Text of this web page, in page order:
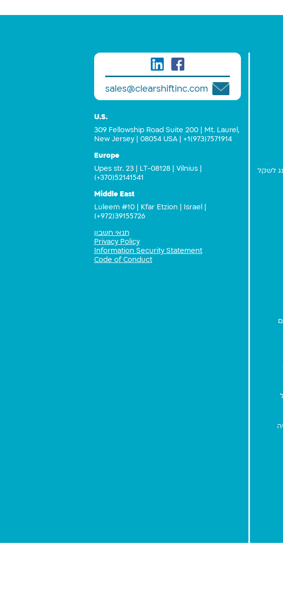
sales@clearshiftinc.com
U.S.
309 Fellowship Road Suite 200 | Mt. Laurel,
New Jersey | 08054 USA | +1(973)7571914
Europe
Upes str. 23 | LT-08128 | Vilnius |
(+370)52141541
Middle East
Luleem #10 | Kfar Etzion | Israel |
(+972)39155726
תנאי חשבון
Privacy Policy
Information Security Statement
Code of Conduct
לשקל